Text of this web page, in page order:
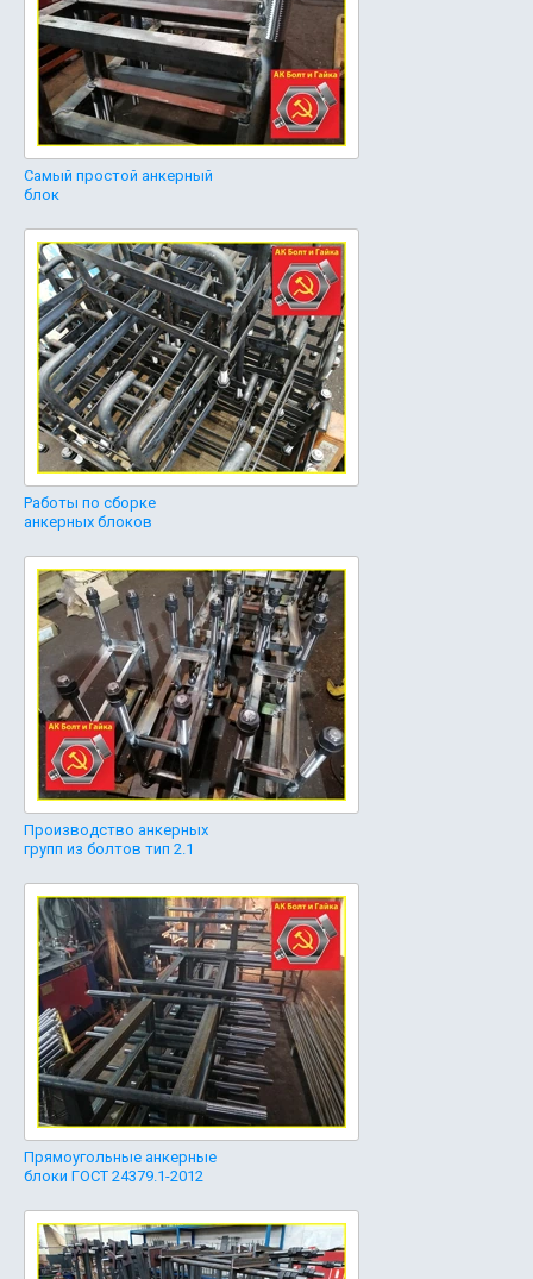
Самый простой анкерный
блок
Работы по сборке
анкерных блоков
Производство анкерных
групп из болтов тип 2.1
Прямоугольные анкерные
блоки ГОСТ 24379.1-2012